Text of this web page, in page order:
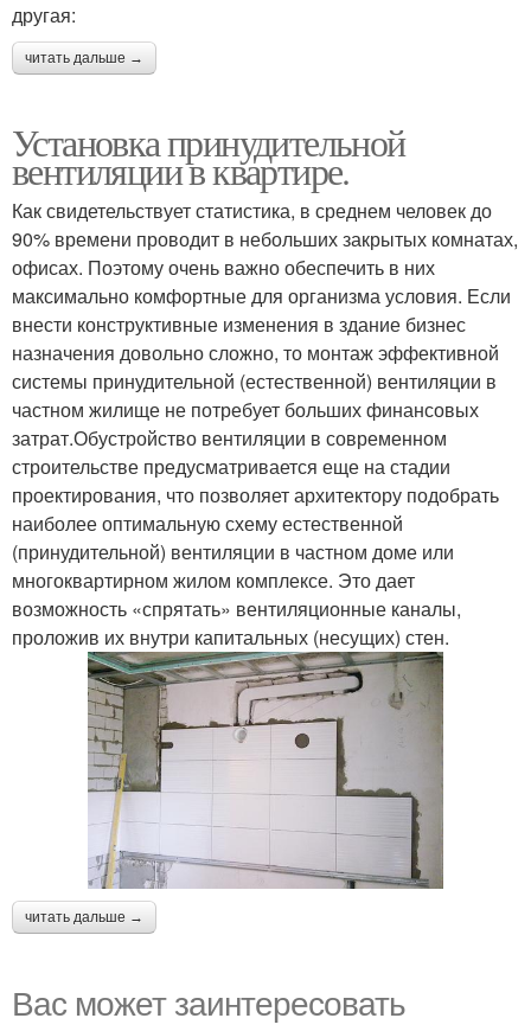
другая:
читать дальше →
Установка принудительной
вентиляции в квартире.
Как свидетельствует статистика, в среднем человек до
90% времени проводит в небольших закрытых комнатах,
офисах. Поэтому очень важно обеспечить в них
максимально комфортные для организма условия. Если
внести конструктивные изменения в здание бизнес
назначения довольно сложно, то монтаж эффективной
системы принудительной (естественной) вентиляции в
частном жилище не потребует больших финансовых
затрат.Обустройство вентиляции в современном
строительстве предусматривается еще на стадии
проектирования, что позволяет архитектору подобрать
наиболее оптимальную схему естественной
(принудительной) вентиляции в частном доме или
многоквартирном жилом комплексе. Это дает
возможность «спрятать» вентиляционные каналы,
проложив их внутри капитальных (несущих) стен.
читать дальше →
Вас может заинтересовать